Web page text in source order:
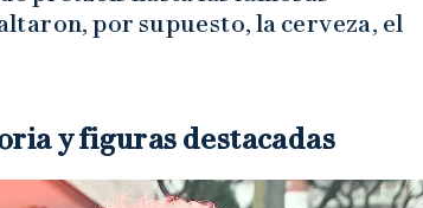
por supuesto, la cerveza, el
y figuras destacadas